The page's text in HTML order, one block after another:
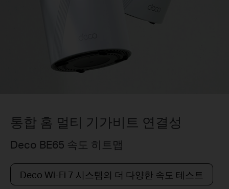
통합 홈 멀티 기가비트 연결성
Deco BE65 속도 히트맵
Deco Wi-Fi 7 시스템의 더 다양한 속도 테스트